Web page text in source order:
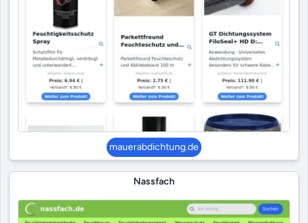
mauerabdichtung.de
Nassfach